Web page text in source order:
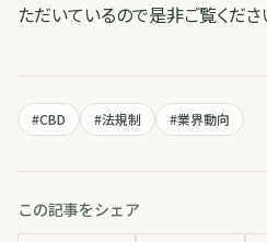
ただいているので是非ご覧くださ
#CBD #法規制 #業界動向
この記事をシェア